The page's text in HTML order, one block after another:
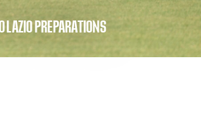
LAZIO PREPARATIONS